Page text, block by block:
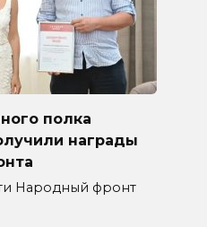
полка
награды
Народный фронт